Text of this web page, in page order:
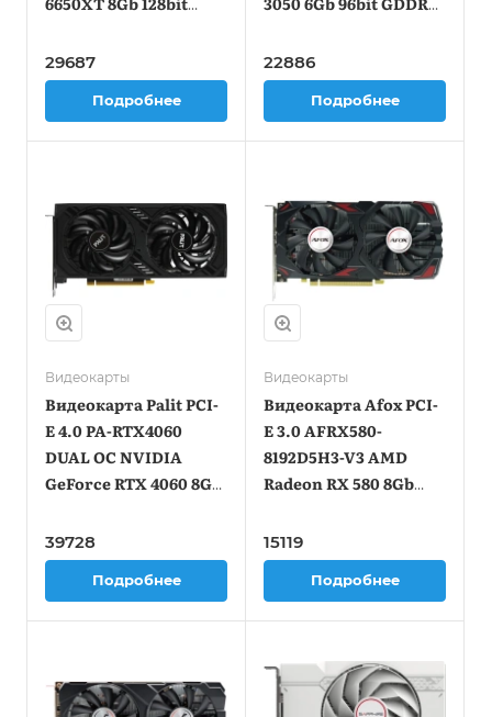
HDMIx1 DPx3 HDCP
Ret
29687
Подробнее
DPx1 HDCP Ret low
profile
22886
Подробнее
Видеокарты
Видеокарта Palit PCI-
E 4.0 PA-RTX4060
DUAL OC NVIDIA
GeForce RTX 4060 8Gb
1830/17000 HDMIx1
DPx3 HDCP Ret
39728
Подробнее
Видеокарты
Видеокарта Afox PCI-
E 3.0 AFRX580-
8192D5H3-V3 AMD
Radeon RX 580 8Gb
1244/7000 HDMIx1
DPx2 HDCP Ret
15119
Подробнее